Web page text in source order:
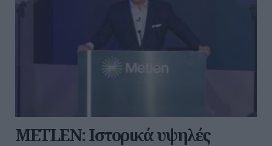
METLEN: Iστορικά υψηλές